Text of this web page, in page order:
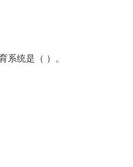
系统是（ ）。